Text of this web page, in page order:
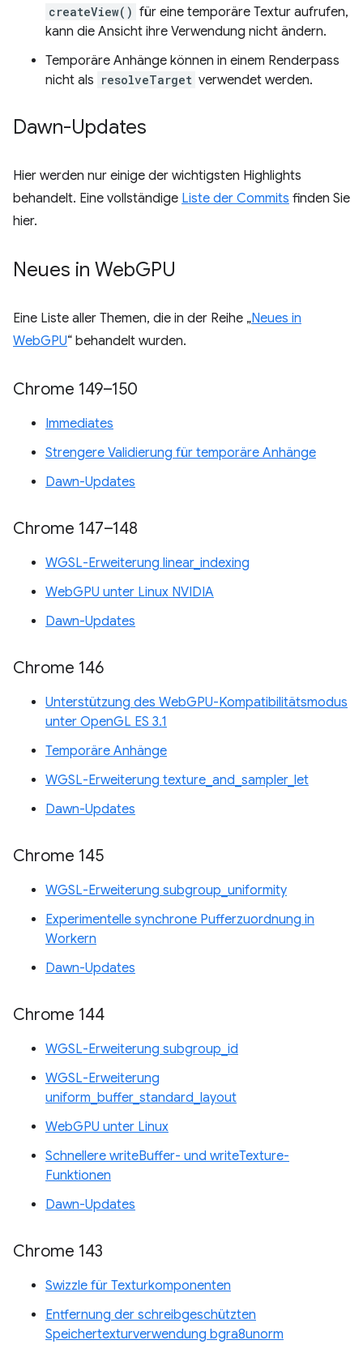
createView() für eine temporäre Textur aufrufen,
kann die Ansicht ihre Verwendung nicht ändern.
Temporäre Anhänge können in einem Renderpass
nicht als resolveTarget verwendet werden.
Dawn-Updates
Hier werden nur einige der wichtigsten Highlights
behandelt. Eine vollständige Liste der Commits finden Sie
hier.
Neues in WebGPU
Eine Liste aller Themen, die in der Reihe „Neues in
WebGPU“ behandelt wurden.
Chrome 149–150
Immediates
Strengere Validierung für temporäre Anhänge
Dawn-Updates
Chrome 147–148
WGSL-Erweiterung linear_indexing
WebGPU unter Linux NVIDIA
Dawn-Updates
Chrome 146
Unterstützung des WebGPU-Kompatibilitätsmodus
unter OpenGL ES 3.1
Temporäre Anhänge
WGSL-Erweiterung texture_and_sampler_let
Dawn-Updates
Chrome 145
WGSL-Erweiterung subgroup_uniformity
Experimentelle synchrone Pufferzuordnung in
Workern
Dawn-Updates
Chrome 144
WGSL-Erweiterung subgroup_id
WGSL-Erweiterung
uniform_buffer_standard_layout
WebGPU unter Linux
Schnellere writeBuffer- und writeTexture-
Funktionen
Dawn-Updates
Chrome 143
Swizzle für Texturkomponenten
Entfernung der schreibgeschützten
Speichertexturverwendung bgra8unorm